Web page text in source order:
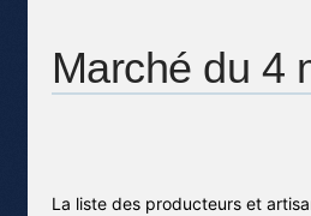
Marché du 4
La liste des producteurs et